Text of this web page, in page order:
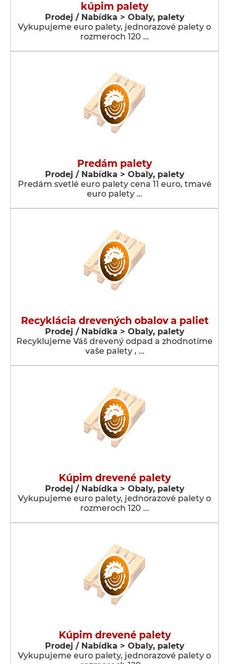
kúpim palety
Prodej / Nabídka > Obaly, palety
Vykupujeme euro palety, jednorazové palety o
rozmeroch 120 …
Predám palety
Prodej / Nabídka > Obaly, palety
Predám svetlé euro palety cena 11 euro, tmavé
euro palety …
Recyklácia drevených obalov a paliet
Prodej / Nabídka > Obaly, palety
Recyklujeme Váš drevený odpad a zhodnotíme
vaše palety , …
Kúpim drevené palety
Prodej / Nabídka > Obaly, palety
Vykupujeme euro palety, jednorazové palety o
rozmeroch 120 …
Kúpim drevené palety
Prodej / Nabídka > Obaly, palety
Vykupujeme euro palety, jednorazové palety o